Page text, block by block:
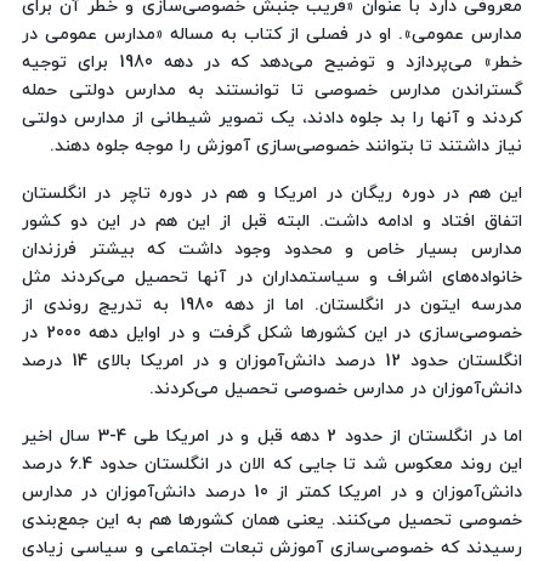
معروفی دارد با عنوان «فریب جنبش خصوصی‌سازی و خطر آن برای
مدارس عمومی». او در فصلی از کتاب به مساله «مدارس عمومی در
خطر» می‌پردازد و توضیح می‌دهد که در دهه 1980 برای توجیه
گستراندن مدارس خصوصی تا توانستند به مدارس دولتی حمله
کردند و آنها را بد جلوه دادند، یک تصویر شیطانی از مدارس دولتی
نیاز داشتند تا بتوانند خصوصی‌سازی آموزش را موجه جلوه دهند.
این هم در دوره ریگان در امریکا و هم در دوره تاچر در انگلستان
اتفاق افتاد و ادامه داشت. البته قبل از این هم در این دو کشور
مدارس بسیار خاص و محدود وجود داشت که بیشتر فرزندان
خانواده‌های اشراف و سیاستمداران در آنها تحصیل می‌کردند مثل
مدرسه ایتون در انگلستان. اما از دهه 1980 به ‌تدریج روندی از
خصوصی‌سازی در این کشورها شکل گرفت و در اوایل دهه 2000 در
انگلستان حدود 12 درصد دانش‌آموزان و در امریکا بالای 14 درصد
دانش‌آموزان در مدارس خصوصی تحصیل می‌کردند.
اما در انگلستان از حدود 2 دهه قبل و در امریکا طی 4-3 سال اخیر
این روند معکوس شد تا جایی که الان در انگلستان حدود 6.4 درصد
دانش‌آموزان و در امریکا کمتر از 10 درصد دانش‌آموزان در مدارس
خصوصی تحصیل می‌کنند. یعنی همان کشورها هم به این جمع‌بندی
رسیدند که خصوصی‌سازی آموزش تبعات اجتماعی و سیاسی زیادی